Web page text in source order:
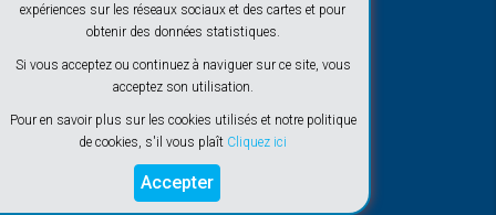
expériences sur les réseaux sociaux et des cartes et pour
obtenir des données statistiques.
Si vous acceptez ou continuez à naviguer sur ce site, vous
acceptez son utilisation.
Pour en savoir plus sur les cookies utilisés et notre politique
de cookies, s'il vous plaît Cliquez ici
Accepter